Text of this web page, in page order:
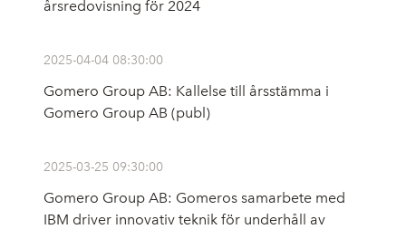
årsredovisning för 2024
2025-04-04 08:30:00
Gomero Group AB: Kallelse till årsstämma i
Gomero Group AB (publ)
2025-03-25 09:30:00
Gomero Group AB: Gomeros samarbete med
IBM driver innovativ teknik för underhåll av